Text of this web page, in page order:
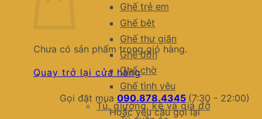
Ghế trẻ em
Ghế bệt
Ghế thư giãn
Ghế đôn
Ghế chờ
Ghế tình yêu
Tủ, giường, kệ và giá đỡ
Chưa có sản phẩm trong giỏ hàng.
Quay trở lại cửa hàng
Gọi đặt mua 090.878.4345 (7:30 - 22:00)
Hoặc yêu cầu gọi lại